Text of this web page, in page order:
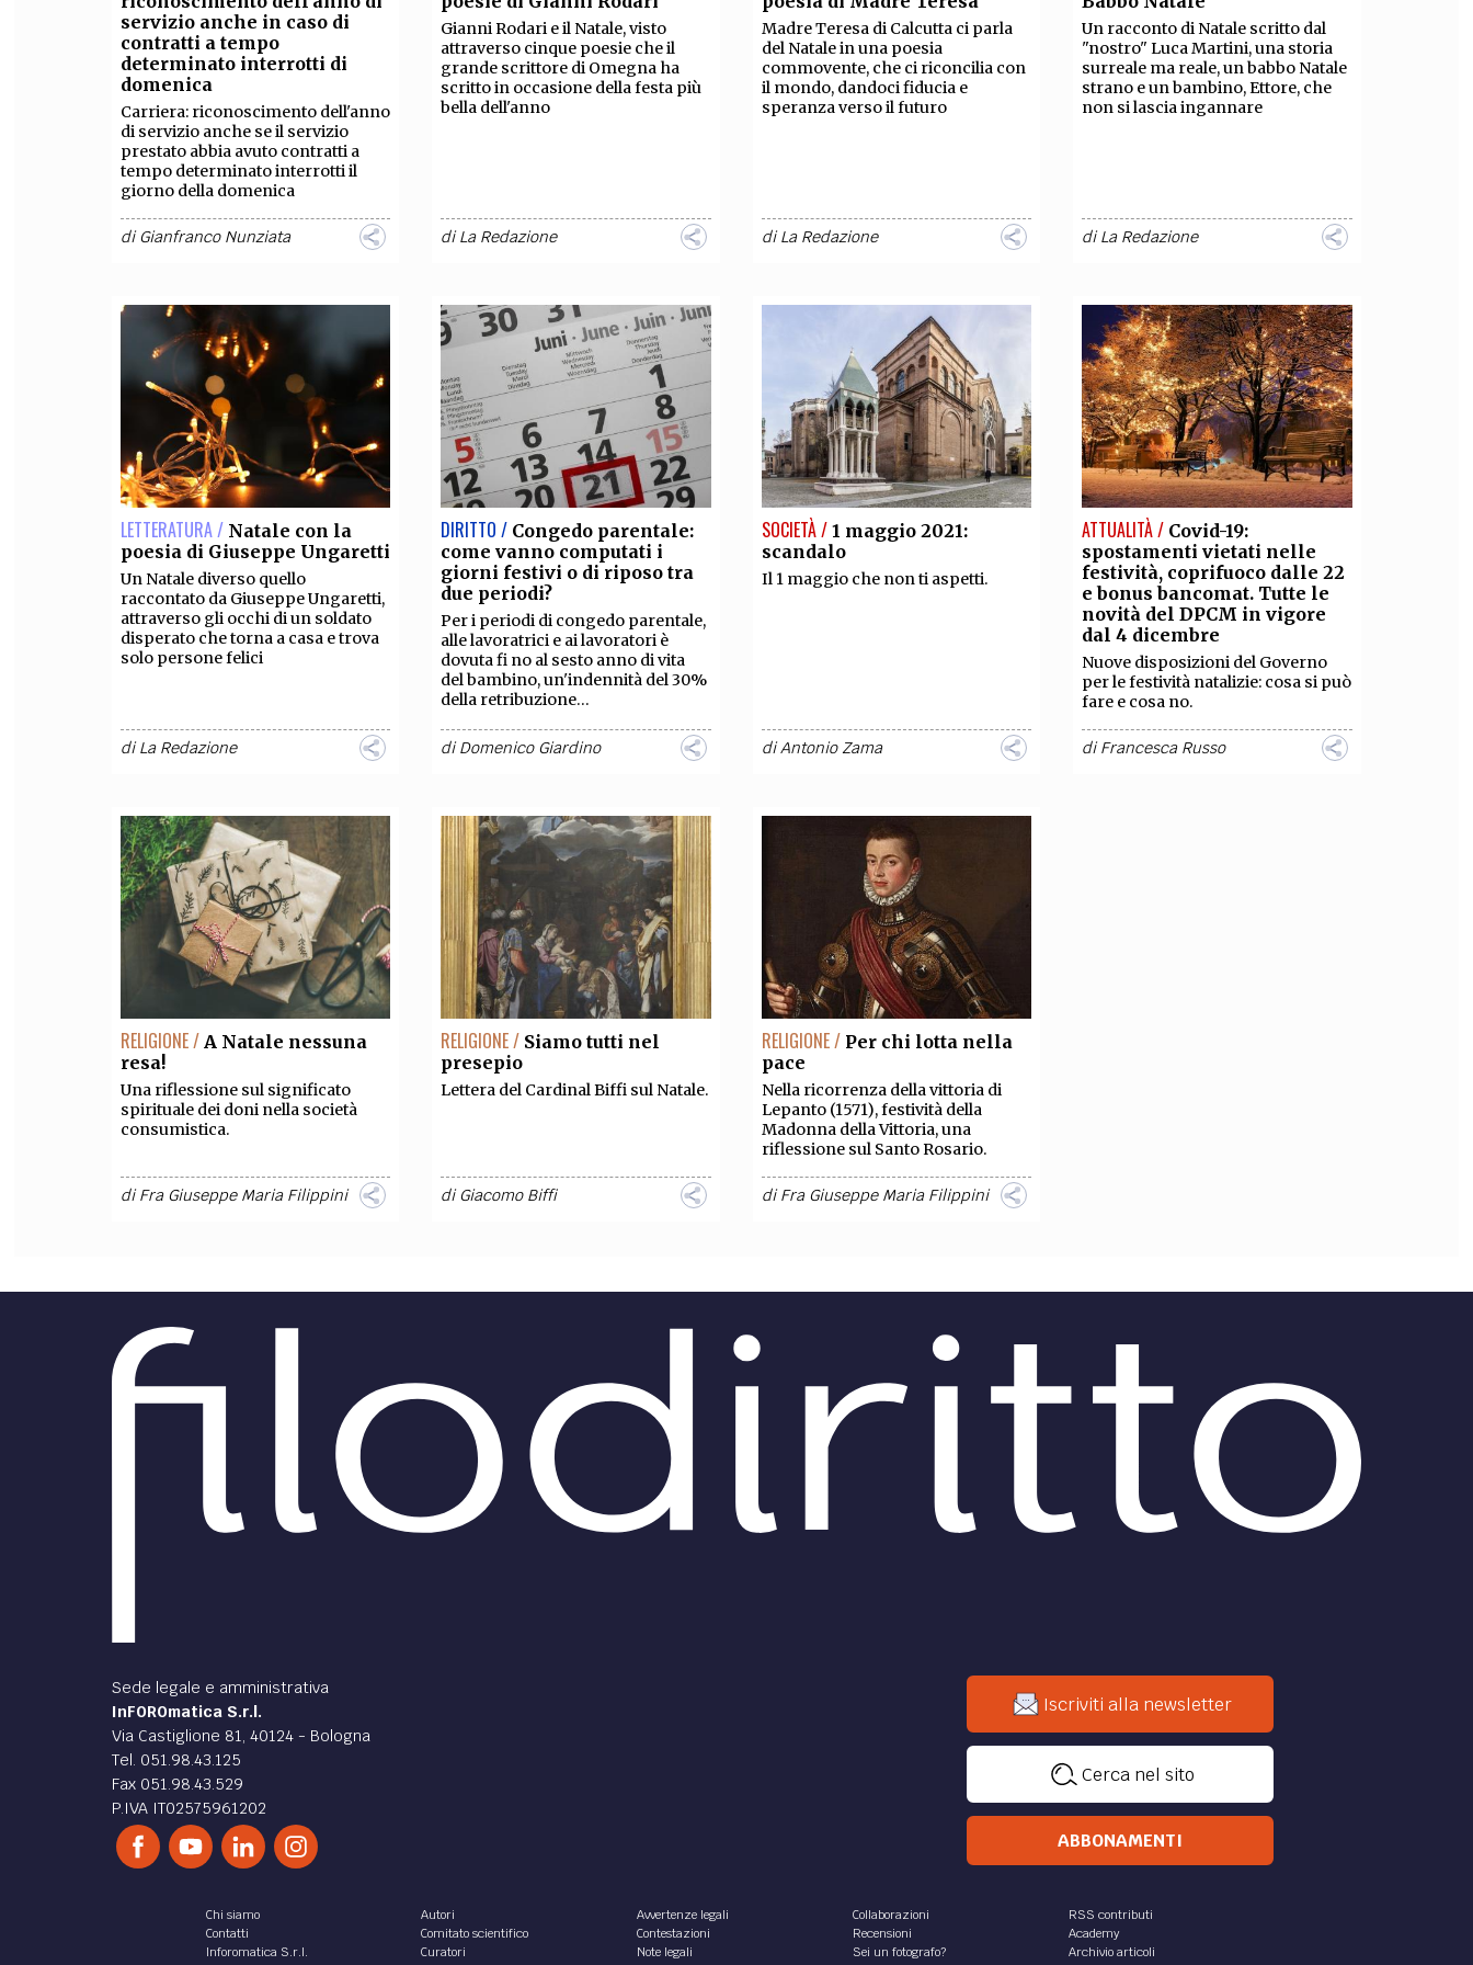
FILODIRITTO REDAZIONE COMITATO SCIENTIFICO CURATORI FOTOGRAFI PARTNER COLLABORA CON NOI
EXTRA
SOCIAL MEDIA
servizio anche in caso di
contratti a tempo
determinato interrotti di
domenica
Carriera: riconoscimento dell'anno
di servizio anche se il servizio
prestato abbia avuto contratti a
tempo determinato interrotti il
giorno della domenica
diGianfranco Nunziata
Gianni Rodari e il Natale, visto
attraverso cinque poesie che il
grande scrittore di Omegna ha
scritto in occasione della festa più
bella dell'anno
diLa Redazione
Madre Teresa di Calcutta ci parla
del Natale in una poesia
commovente, che ci riconcilia con
il mondo, dandoci fiducia e
speranza verso il futuro
diLa Redazione
Un racconto di Natale scritto dal
"nostro" Luca Martini, una storia
surreale ma reale, un babbo Natale
strano e un bambino, Ettore, che
non si lascia ingannare
diLa Redazione
LETTERATURA / Natale con la
poesia di Giuseppe Ungaretti
Un Natale diverso quello
raccontato da Giuseppe Ungaretti,
attraverso gli occhi di un soldato
disperato che torna a casa e trova
solo persone felici
diLa Redazione
DIRITTO / Congedo parentale:
come vanno computati i
giorni festivi o di riposo tra
due periodi?
Per i periodi di congedo parentale,
alle lavoratrici e ai lavoratori è
dovuta fi no al sesto anno di vita
del bambino, un'indennità del 30%
della retribuzione...
diDomenico Giardino
SOCIETÀ / 1 maggio 2021:
scandalo
Il 1 maggio che non ti aspetti.
diAntonio Zama
ATTUALITÀ / Covid-19:
spostamenti vietati nelle
festività, coprifuoco dalle 22
e bonus bancomat. Tutte le
novità del DPCM in vigore
dal 4 dicembre
Nuove disposizioni del Governo
per le festività natalizie: cosa si può
fare e cosa no.
diFrancesca Russo
RELIGIONE / A Natale nessuna
resa!
Una riflessione sul significato
spirituale dei doni nella società
consumistica.
diFra Giuseppe Maria Filippini
RELIGIONE / Siamo tutti nel
presepio
Lettera del Cardinal Biffi sul Natale.
diGiacomo Biffi
RELIGIONE / Per chi lotta nella
pace
Nella ricorrenza della vittoria di
Lepanto (1571), festività della
Madonna della Vittoria, una
riflessione sul Santo Rosario.
diFra Giuseppe Maria Filippini
Sede legale e amministrativa
InFOROmatica S.r.l.
Via Castiglione 81, 40124 - Bologna
Tel. 051.98.43.125
Fax 051.98.43.529
P.IVA IT02575961202
Iscriviti alla newsletter
Cerca nel sito
ABBONAMENTI
Chi siamo
Contatti
Inforomatica S.r.l.
Autori
Comitato scientifico
Curatori
Avvertenze legali
Contestazioni
Note legali
Collaborazioni
Recensioni
Sei un fotografo?
RSS contributi
Academy
Archivio articoli